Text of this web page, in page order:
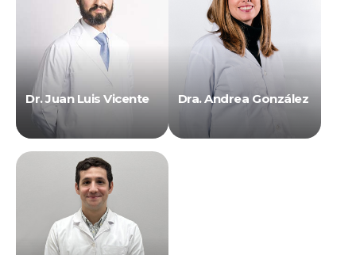
Dr. Juan Luis Vicente Dra. Andrea González